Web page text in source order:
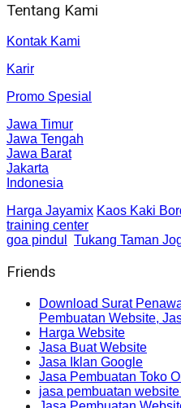
Tentang Kami
Kontak Kami
Karir
Promo Spesial
Jawa Timur
Jawa Tengah
Jawa Barat
Jakarta
Indonesia
Harga Jayamix Kaos Kaki
training center
goa pindul
Tukang Taman
Friends
Download Surat
Pembuatan Website,
Harga Website
Jasa Buat Website
Jasa Iklan Google
Jasa Pembuatan Toko
jasa pembuatan